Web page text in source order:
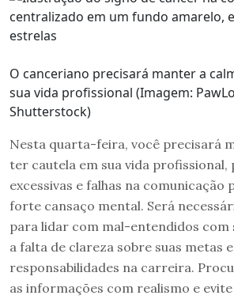
O canceriano precisará manter a
sua vida profissional (Imagem:
Shutterstock)
Nesta quarta-feira, você precisará
ter cautela em sua vida profissional,
excessivas e falhas na comunicação
forte cansaço mental. Será
para lidar com mal-entendidos com
a falta de clareza sobre suas metas e
responsabilidades na carreira.
as informações com realismo e